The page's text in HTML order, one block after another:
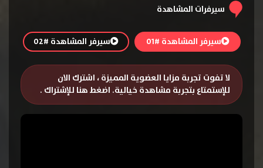
سيرفرات المشاهدة
سيرفر المشاهدة #01 سيرفر المشاهدة #02
لا تفوت تجربة مزايا العضوية المميزة ، اشترك الان
للإستمتاع بتجربة مشاهدة خيالية. اضغط هنا للإشتراك .